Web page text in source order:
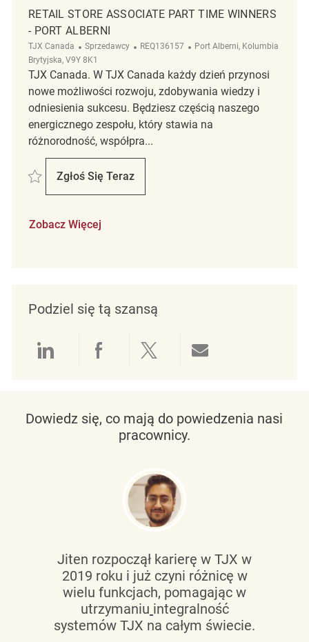
RETAIL STORE ASSOCIATE PART TIME WINNERS
- PORT ALBERNI
TJX Canada Kategoria
Sprzedawcy ReqId
REQ136157 Lokalizacja
Port Alberni, Kolumbia
Brytyjska, V9Y 8K1
TJX Canada. W TJX Canada każdy dzień przynosi
nowe możliwości rozwoju, zdobywania wiedzy i
odniesienia sukcesu. Będziesz częścią naszego
energicznego zespołu, który stawia na
różnorodność, współpra...
Zapisać Retail Store Associate Part Time Winners - Port Alberni
Zgłoś Się Teraz
Retail Store Associate Part Time Winners
Zobacz Więcej
Podziel się tą szansą
Udostępnianie przez LinkedIn
Udostępnianie przez
Udostępnij przez
Dowiedz się, co mają do powiedzenia nasi
pracownicy.
Jiten rozpoczął karierę w TJX w
2019 roku i już czyni różnicę w
wielu funkcjach, pomagając w
utrzymaniu integralność
systemów TJX na całym świecie.